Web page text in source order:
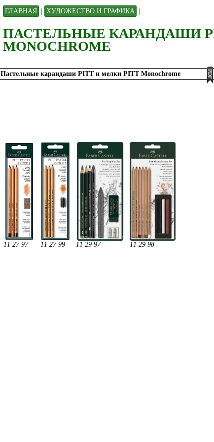
ГЛАВНАЯ ХУДОЖЕСТВО И ГРАФИКА
ПАСТЕЛЬНЫЕ КАРАНДАШИ
MONOCHROME
Пастельные карандаши PITT и мелки PITT Monochrome
11 27 97 11 27 99 11 29 97 11 29 98